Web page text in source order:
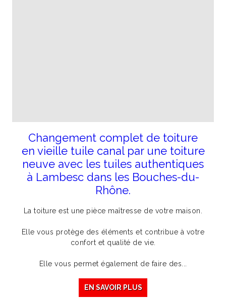
Changement complet de toiture
en vieille tuile canal par une toiture
neuve avec les tuiles authentiques
à Lambesc dans les Bouches-du-
Rhône.
La toiture est une pièce maîtresse de votre maison.
Elle vous protège des éléments et contribue à votre
confort et qualité de vie.
Elle vous permet également de faire des...
EN SAVOIR PLUS